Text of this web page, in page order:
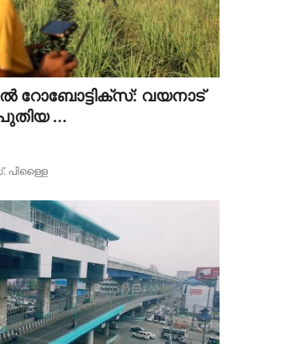
റോബോട്ടിക്സ്: വയനാട്
...
പിള്ളൈ